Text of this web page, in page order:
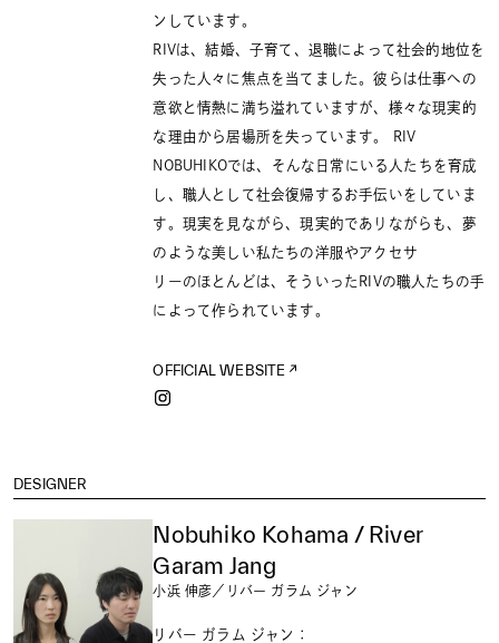
ンしています。
RIVは、結婚、子育て、退職によって社会的地位を
失った人々に焦点を当てました。彼らは仕事への
意欲と情熱に満ち溢れていますが、様々な現実的
な理由から居場所を失っています。 RIV
NOBUHIKOでは、そんな日常にいる人たちを育成
し、職人として社会復帰するお手伝いをしていま
す。現実を見ながら、現実的でありながらも、夢
のような美しい私たちの洋服やアクセサ
リーのほとんどは、そういったRIVの職人たちの手
によって作られています。
OFFICIAL WEBSITE
DESIGNER
Nobuhiko Kohama / River
Garam Jang
小浜 伸彦／リバー ガラム ジャン
リバー ガラム ジャン：